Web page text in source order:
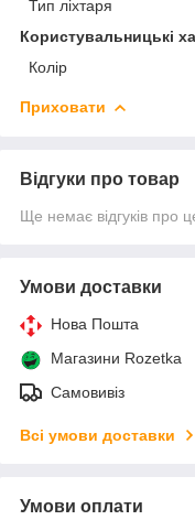
Тип ліхтаря
Користувальницькі
Колір
Приховати
Відгуки про товар
Ще немає відгуків про
Умови доставки
Нова Пошта
Магазини Rozetka
Самовивіз
Всі умови доставки
Умови оплати